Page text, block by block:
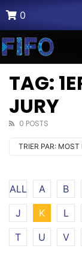
0
TAG:
JURY
0 POSTS
TRIER PAR: MOST
ALL A B
J
K L
T
U V